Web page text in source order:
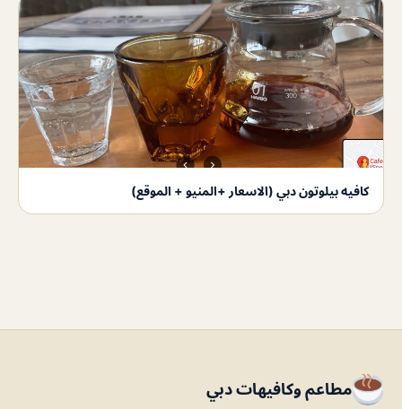
كافيه بيلوتون دبي (الاسعار +المنيو + الموقع)
مطاعم وكافيهات دبي